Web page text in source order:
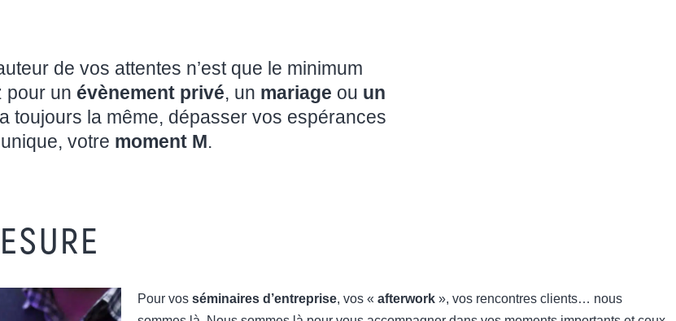
de vos attentes n’est que le minimum
pour un évènement privé, un mariage ou un
toujours la même, dépasser vos espérances
votre moment M .
Pour vos séminaires d’entreprise, vos « afterwork », vos rencontres clients… nous